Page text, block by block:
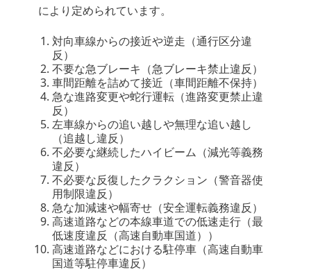
により定められています。
対向車線からの接近や逆走（通行区分違
反）
不要な急ブレーキ（急ブレーキ禁止違反）
車間距離を詰めて接近（車間距離不保持）
急な進路変更や蛇行運転（進路変更禁止違
反）
左車線からの追い越しや無理な追い越し
（追越し違反）
不必要な継続したハイビーム（減光等義務
違反）
不必要な反復したクラクション（警音器使
用制限違反）
急な加減速や幅寄せ（安全運転義務違反）
高速道路などの本線車道での低速走行（最
低速度違反（高速自動車国道））
高速道路などにおける駐停車（高速自動車
国道等駐停車違反）